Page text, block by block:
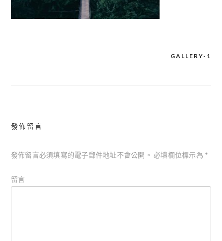
GALLERY-1
發佈留言
發佈留言必須填寫的電子郵件地址不會公開。 必填欄位標示為 *
留言